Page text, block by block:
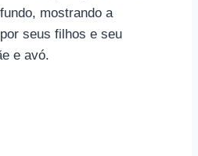
mostrando a
seus filhos e seu
e avó.